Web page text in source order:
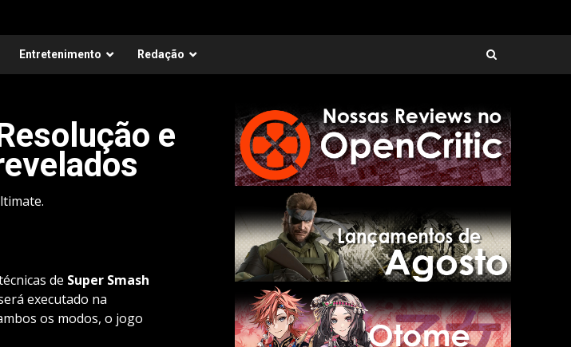
Entretenimento Redação
e
de Super Smash
executado na
os modos, o jogo